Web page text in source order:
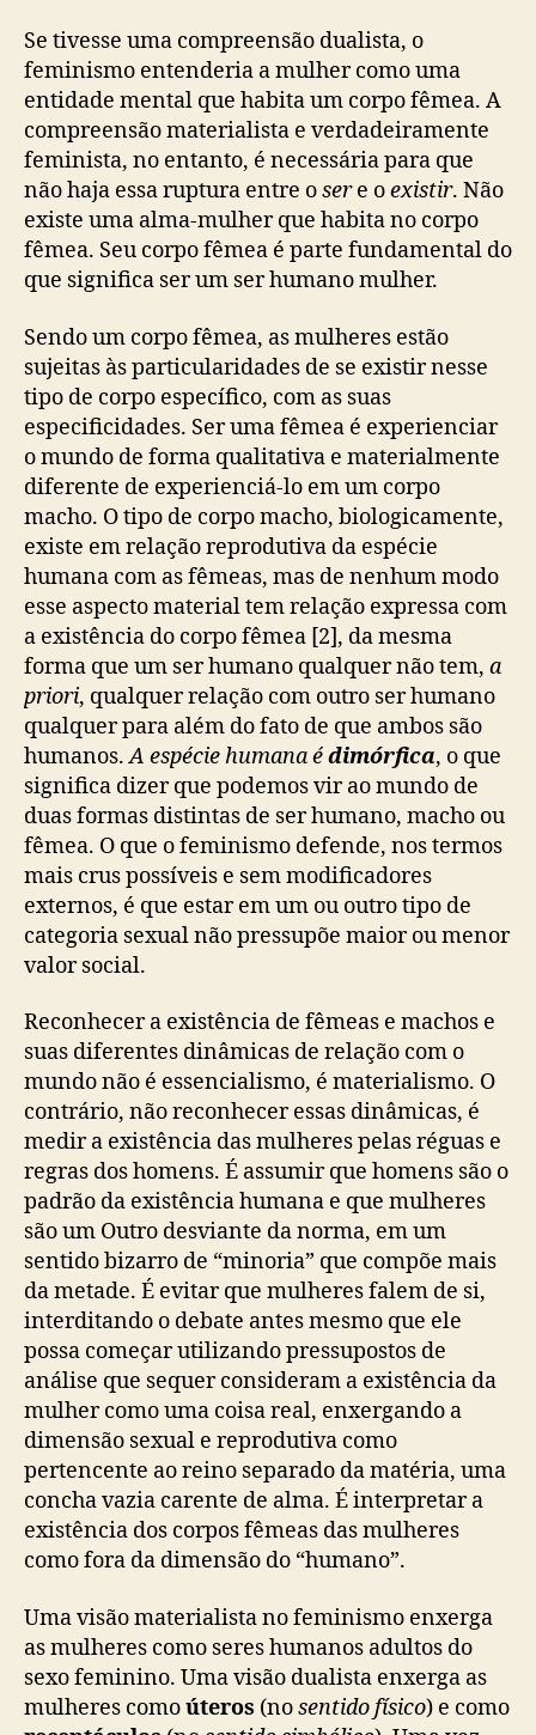
Se tivesse uma compreensão dualista, o
feminismo entenderia a mulher como uma
entidade mental que habita um corpo fêmea. A
compreensão materialista e verdadeiramente
feminista, no entanto, é necessária para que
não haja essa ruptura entre osere oexistir. Não
existe uma alma-mulher que habita no corpo
fêmea. Seu corpo fêmea é parte fundamental do
que significa ser um ser humano mulher.
Sendo um corpo fêmea, as mulheres estão
sujeitas às particularidades de se existir nesse
tipo de corpo específico, com as suas
especificidades. Ser uma fêmea é experienciar
o mundo de forma qualitativa e materialmente
diferente de experienciá-lo em um corpo
macho. O tipo de corpo macho, biologicamente,
existe em relação reprodutiva da espécie
humana com as fêmeas, mas de nenhum modo
esse aspecto material tem relação expressa com
a existência do corpo fêmea [2], da mesma
forma que um ser humano qualquer não tem, a
priori, qualquer relação com outro ser humano
qualquer para além do fato de que ambos são
humanos.A espécie humana édimórfica, o que
significa dizer que podemos vir ao mundo de
duas formas distintas de ser humano, macho ou
fêmea. O que o feminismo defende, nos termos
mais crus possíveis e sem modificadores
externos, é que estar em um ou outro tipo de
categoria sexual não pressupõe maior ou menor
valor social.
Reconhecer a existência de fêmeas e machos e
suas diferentes dinâmicas de relação com o
mundo não é essencialismo, é materialismo. O
contrário, não reconhecer essas dinâmicas, é
medir a existência das mulheres pelas réguas e
regras dos homens. É assumir que homens são o
padrão da existência humana e que mulheres
são um Outro desviante da norma, em um
sentido bizarro de “minoria” que compõe mais
da metade. É evitar que mulheres falem de si,
interditando o debate antes mesmo que ele
possa começar utilizando pressupostos de
análise que sequer consideram a existência da
mulher como uma coisa real, enxergando a
dimensão sexual e reprodutiva como
pertencente ao reino separado da matéria, uma
concha vazia carente de alma. É interpretar a
existência dos corpos fêmeas das mulheres
como fora da dimensão do “humano”.
Uma visão materialista no feminismo enxerga
as mulheres como seres humanos adultos do
sexo feminino. Uma visão dualista enxerga as
mulheres comoúteros (nosentido físico) e como